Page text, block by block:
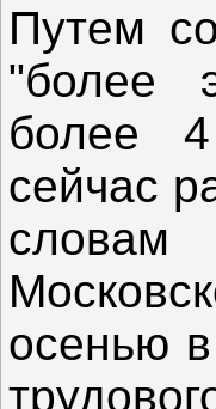
Путем
"более
более
сейчас
словам
осенью